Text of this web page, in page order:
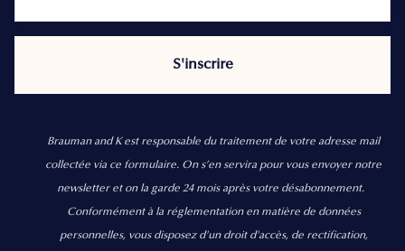
Brauman and K est responsable du traitement de votre adresse mail
collectée via ce formulaire. On s’en servira pour vous envoyer notre
newsletter et on la garde 24 mois après votre désabonnement.
Conformément à la réglementation en matière de données
personnelles, vous disposez d'un droit d'accès, de rectification,